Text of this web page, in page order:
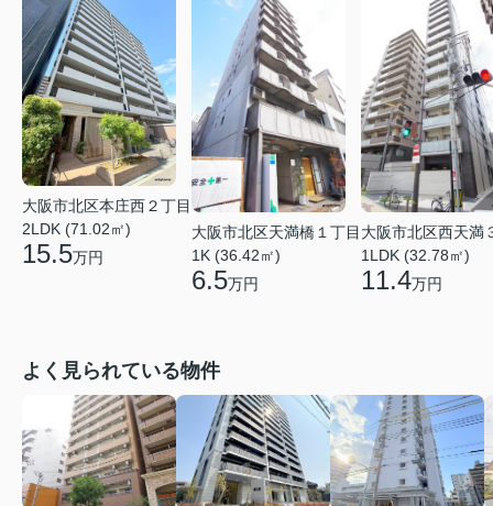
大阪市北区本庄西２丁目
2LDK (71.02㎡)
15.5万円
大阪市北区天満橋１丁目
1K (36.42㎡)
6.5万円
大阪市北区西天満
1LDK (32.78㎡)
11.4万円
よく見られている物件